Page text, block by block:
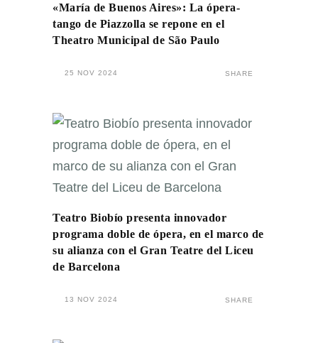
«María de Buenos Aires»: La ópera-
tango de Piazzolla se repone en el
Theatro Municipal de São Paulo
25 NOV 2024 SHARE
Teatro Biobío presenta innovador
programa doble de ópera, en el marco de
su alianza con el Gran Teatre del Liceu
de Barcelona
13 NOV 2024 SHARE